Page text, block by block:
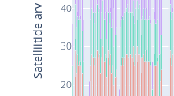
20
30
40
Satelliitide arv